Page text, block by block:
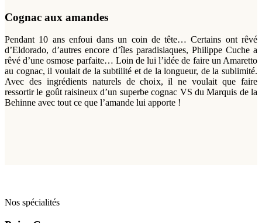
Cognac aux amandes
Pendant 10 ans enfoui dans un coin de tête… Certains ont rêvé
d’Eldorado, d’autres encore d’îles paradisiaques, Philippe Cuche a
rêvé d’une osmose parfaite… Loin de lui l’idée de faire un Amaretto
au cognac, il voulait de la subtilité et de la longueur, de la sublimité.
Avec des ingrédients naturels de choix, il ne voulait que faire
ressortir le goût raisineux d’un superbe cognac VS du Marquis de la
Behinne avec tout ce que l’amande lui apporte !
Nos spécialités